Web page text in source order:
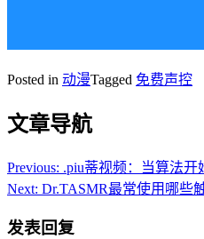
Posted in 动漫Tagged 免费声控
文章导航
Previous: .piu蒂视频：当算法开
Next: Dr.TASMR最常使用哪些
发表回复